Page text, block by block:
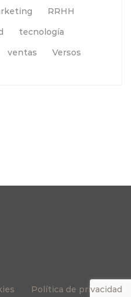
RRHH
tecnología
ventas Versos
Política de privacidad